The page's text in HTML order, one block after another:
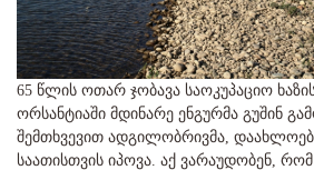
65 წლის ოთარ ჯობავა საოკუპაციო
ორსანტიაში მდინარე ენგურმა გუშინ
შემთხვევით ადგილობრივმა,
საათისთვის იპოვა. აქ ვარაუდობენ,